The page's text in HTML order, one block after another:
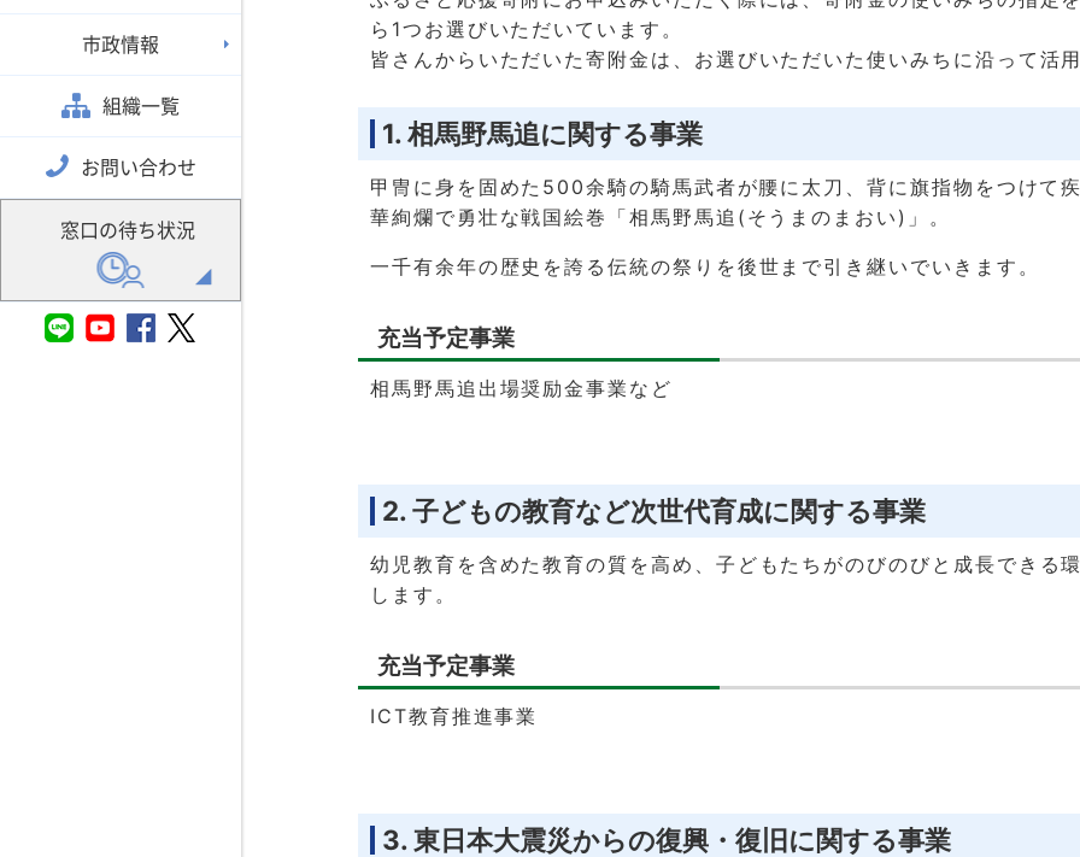
市政情報
組織一覧
お問い合わせ
窓口の待ち状況
ら1つお選びいただいています。
皆さんからいただいた寄附金は、お選びいただいた使いみちに沿って活用
1. 相馬野馬追に関する事業
甲冑に身を固めた500余騎の騎馬武者が腰に太刀、背に旗指物をつけて
華絢爛で勇壮な戦国絵巻「相馬野馬追(そうまのまおい)」。
一千有余年の歴史を誇る伝統の祭りを後世まで引き継いでいきます。
充当予定事業
相馬野馬追出場奨励金事業など
2. 子どもの教育など次世代育成に関する事業
幼児教育を含めた教育の質を高め、子どもたちがのびのびと成長できる
します。
充当予定事業
ICT教育推進事業
3. 東日本大震災からの復興・復旧に関する事業